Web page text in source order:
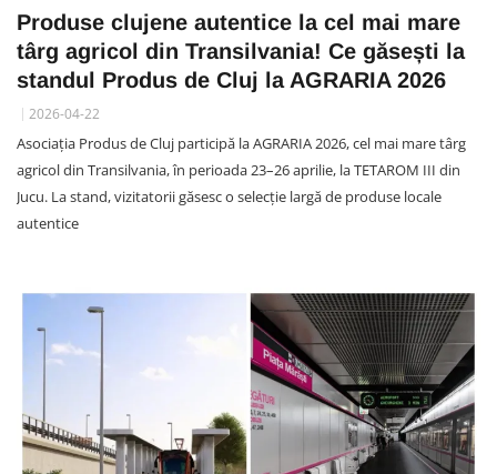
Produse clujene autentice la cel mai mare
târg agricol din Transilvania! Ce găsești la
standul Produs de Cluj la AGRARIA 2026
2026-04-22
Asociația Produs de Cluj participă la AGRARIA 2026, cel mai mare târg
agricol din Transilvania, în perioada 23–26 aprilie, la TETAROM III din
Jucu. La stand, vizitatorii găsesc o selecție largă de produse locale
autentice